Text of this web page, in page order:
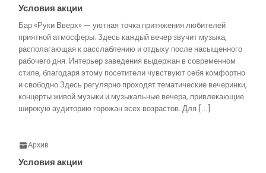
Условия акции
Бар «Руки Вверх» — уютная точка притяжения любителей
приятной атмосферы. Здесь каждый вечер звучит музыка,
располагающая к расслаблению и отдыху после насыщенного
рабочего дня. Интерьер заведения выдержан в современном
стиле, благодаря этому посетители чувствуют себя комфортно
и свободно.Здесь регулярно проходят тематические вечеринки,
концерты живой музыки и музыкальные вечера, привлекающие
широкую аудиторию горожан всех возрастов. Для […]
Архив
Условия акции